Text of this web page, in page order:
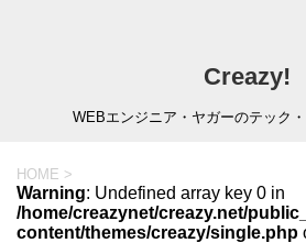
Creazy!
WEBエンジニア・ヤガーのテック
HOME >
Warning: Undefined array key 0 in
/home/creazynet/creazy.net/
content/themes/creazy/single.php